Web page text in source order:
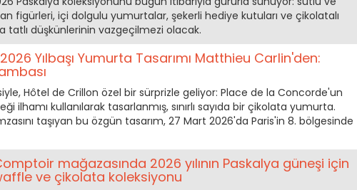
figürleri, içi dolgulu yumurtalar, şekerli hediye kutuları ve çikolatalı
tatlı düşkünlerinin vazgeçilmezi olacak.
Yılbaşı Yumurta Tasarımı Matthieu Carlin'den:
Hôtel de Crillon özel bir sürprizle geliyor: Place de la Concorde'un
ilhamı kullanılarak tasarlanmış, sınırlı sayıda bir çikolata yumurta.
taşıyan bu özgün tasarım, 27 Mart 2026'da Paris'in 8. bölgesinde
mağazasında 2026 yılının Paskalya güneşi için
ve çikolata koleksiyonu